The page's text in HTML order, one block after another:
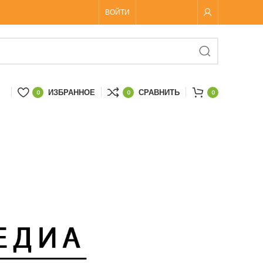
ВОЙТИ
0 ИЗБРАННОЕ 0 СРАВНИТЬ 0